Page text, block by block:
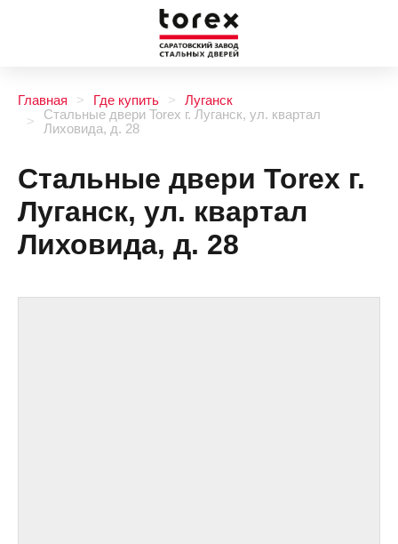
Главная Где купить
Луганск
Стальные двери Torex г. Луганск, ул. квартал
Лиховида, д. 28
Стальные двери Torex г.
Луганск, ул. квартал
Лиховида, д. 28